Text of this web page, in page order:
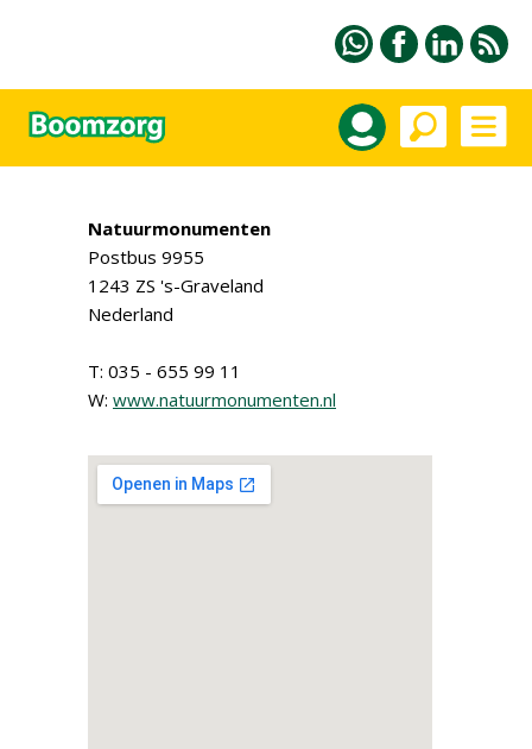
Natuurmonumenten
Postbus 9955
1243 ZS 's-Graveland
Nederland
T: 035 - 655 99 11
W: www.natuurmonumenten.nl